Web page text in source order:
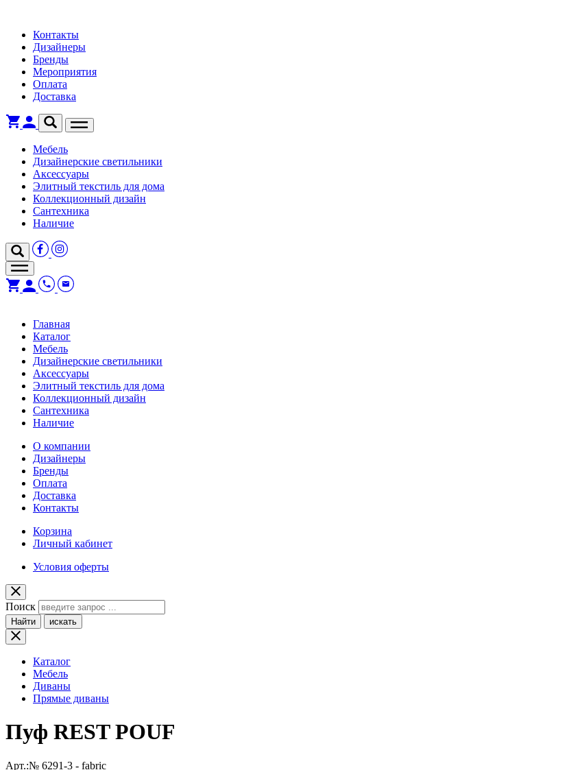
Контакты
Дизайнеры
Бренды
Мероприятия
Оплата
Доставка
Мебель
Дизайнерские светильники
Аксессуары
Элитный текстиль для дома
Коллекционный дизайн
Сантехника
Наличие
Главная
Каталог
Мебель
Дизайнерские светильники
Аксессуары
Элитный текстиль для дома
Коллекционный дизайн
Сантехника
Наличие
О компании
Дизайнеры
Бренды
Оплата
Доставка
Контакты
Корзина
Личный кабинет
Условия оферты
Поиск
Найти искать
Каталог
Мебель
Диваны
Прямые диваны
Пуф REST POUF
Арт.:№ 6291-3 - fabric